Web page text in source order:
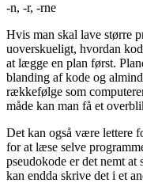
-n, -r, -rne
Hvis man skal lave større
uoverskueligt, hvordan
at lægge en plan først.
blanding af kode og
rækkefølge som
måde kan man få et
Det kan også være lettere
for at læse selve
pseudokode er det nemt
kan endda skrive det i et